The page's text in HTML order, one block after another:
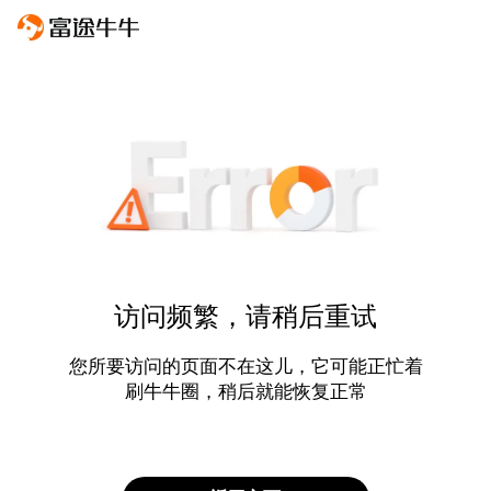
访问频繁，请稍后重试
您所要访问的页面不在这儿，它可能正忙着
刷牛牛圈，稍后就能恢复正常